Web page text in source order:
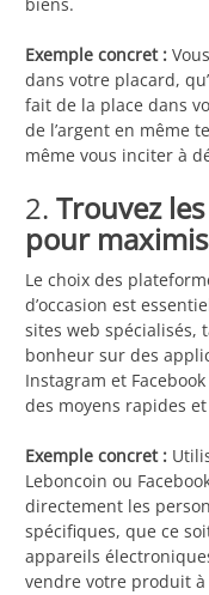
biens.
Exemple concret :
dans votre placard,
fait de la place dans
de l’argent en même
même vous inciter à
2. Trouvez
pour
Le choix des
d’occasion est
sites web spécialisés,
bonheur sur des
Instagram et
des moyens rapides
Exemple concret :
Leboncoin ou
directement les
spécifiques, que ce
appareils
vendre votre produit